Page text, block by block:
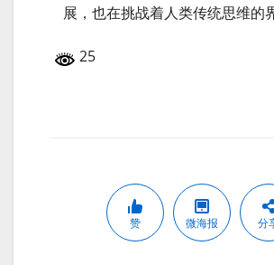
展，也在挑战着人类传统思维的
25
赞 微海报 分